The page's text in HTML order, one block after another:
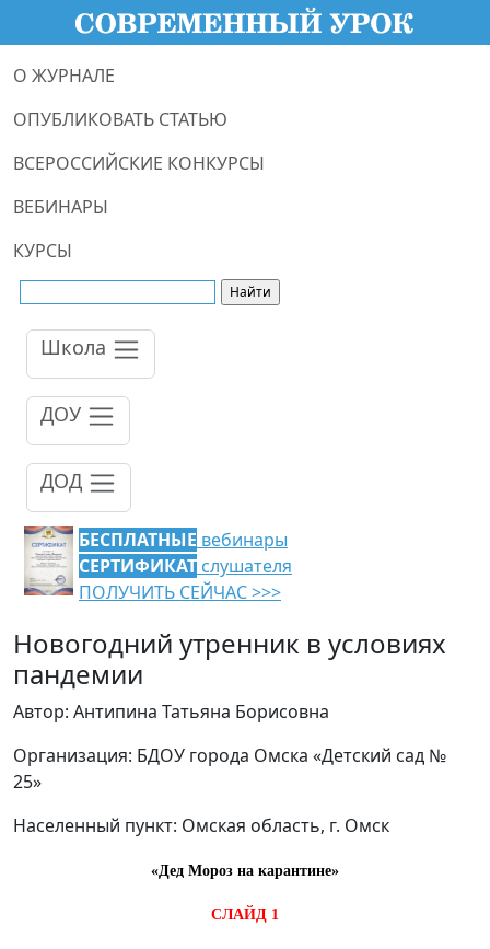
О ЖУРНАЛЕ
ОПУБЛИКОВАТЬ СТАТЬЮ
ВСЕРОССИЙСКИЕ КОНКУРСЫ
ВЕБИНАРЫ
КУРСЫ
Школа
ДОУ
ДОД
БЕСПЛАТНЫЕ вебинары
СЕРТИФИКАТ слушателя
ПОЛУЧИТЬ СЕЙЧАС >>>
Новогодний утренник в условиях
пандемии
Автор: Антипина Татьяна Борисовна
Организация: БДОУ города Омска «Детский сад №
25»
Населенный пункт: Омская область, г. Омск
«Дед Мороз на карантине»
СЛАЙД 1